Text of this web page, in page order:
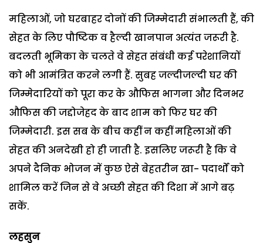
महिलाओं, जो घरबाहर दोनों की जिम्मेदारी संभालती हैं, की
सेहत के लिए पौष्टिक व हैल्दी खानपान अत्यंत जरूरी है.
बदलती भूमिका के चलते वे सेहत संबंधी कई परेशानियों
को भी आमंत्रित करने लगी हैं. सुबह जल्दीजल्दी घर की
जिम्मेदारियों को पूरा कर के औफिस भागना और दिनभर
औफिस की जद्दोजेहद के बाद शाम को फिर घर की
जिम्मेदारी. इस सब के बीच कहीं न कहीं महिलाओं की
सेहत की अनदेखी हो ही जाती है. इसलिए जरूरी है कि वे
अपने दैनिक भोजन में कुछ ऐसे बेहतरीन खा- पदार्थों को
शामिल करें जिन से वे अच्छी सेहत की दिशा में आगे बढ़
सकें.
लहसुन